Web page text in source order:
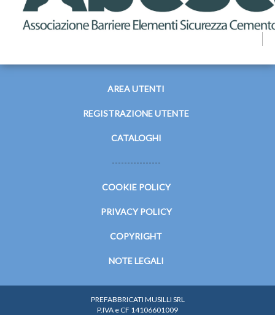
AREA UTENTI
REGISTRAZIONE UTENTE
CATALOGHI
----------------
COOKIE POLICY
PRIVACY POLICY
COPYRIGHT
NOTE LEGALI
PREFABBRICATI MUSILLI SRL
P.IVA e CF 14106601009